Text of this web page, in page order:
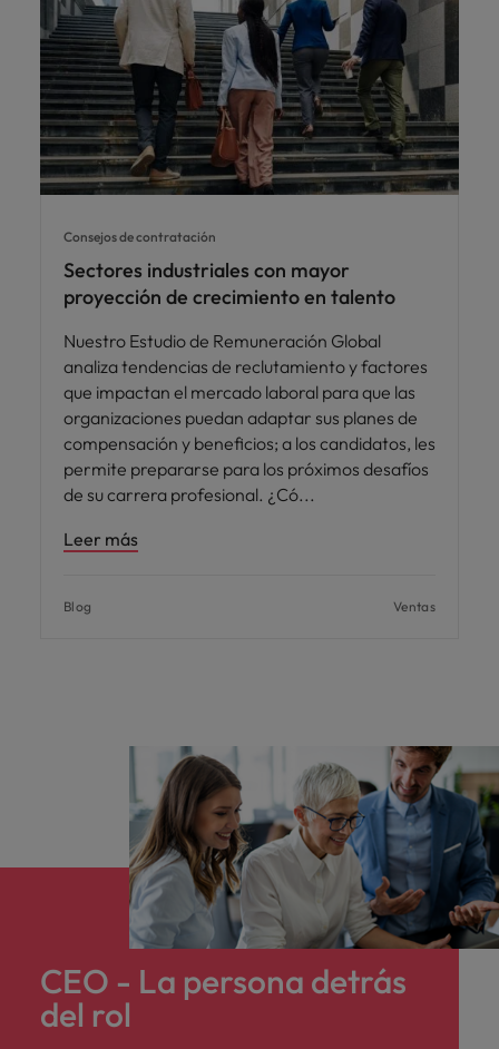
Consejos de contratación
Sectores industriales con mayor
proyección de crecimiento en talento
Nuestro Estudio de Remuneración Global
analiza tendencias de reclutamiento y factores
que impactan el mercado laboral para que las
organizaciones puedan adaptar sus planes de
compensación y beneficios; a los candidatos, les
permite prepararse para los próximos desafíos
de su carrera profesional. ¿Có
Leer más
Blog Ventas
CEO - La persona detrás
del rol